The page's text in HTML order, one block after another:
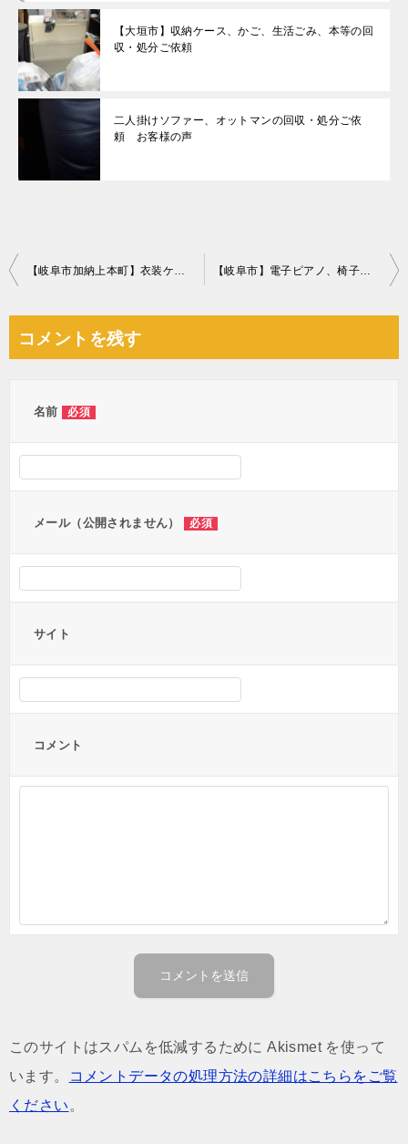
【大垣市】収納ケース、かご、生活ごみ、本等の回
収・処分ご依頼
二人掛けソファー、オットマンの回収・処分ご依
頼 お客様の声
投
ビ
【岐阜市加納上本町】衣装ケース、一般ごみ等の回収・処分ご依頼 【岐阜市】電子ピアノ、椅子の回収・処分ご依頼 お客様の声
コメントを残す
名前 必須
メール（公開されません） 必須
サイト
コメント
このサイトはスパムを低減するために Akismet を使って
います。
コメントデータの処理方法の詳細はこちらをご覧
ください 。